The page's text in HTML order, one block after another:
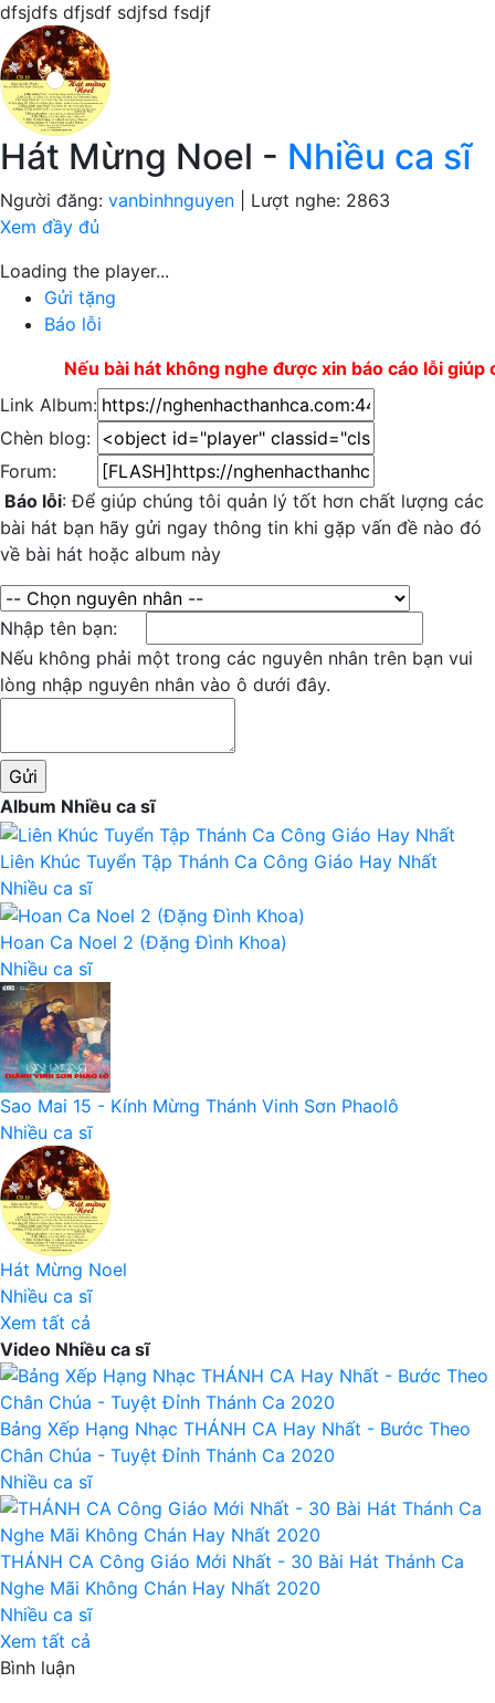
dfsjdfs dfjsdf sdjfsd fsdjf
Hát Mừng Noel - Nhiều ca sĩ
Người đăng: vanbinhnguyen | Lượt nghe: 2863
Xem đầy đủ
Loading the player...
Gửi tặng
Báo lỗi
Nếu bài hát không nghe được xin báo cáo lỗi giúp
Link Album:
Chèn blog:
Forum:
Báo lỗi: Để giúp chúng tôi quản lý tốt hơn chất lượng các
bài hát bạn hãy gửi ngay thông tin khi gặp vấn đề nào đó
về bài hát hoặc album này
Nhập tên bạn:
Nếu không phải một trong các nguyên nhân trên bạn vui
lòng nhập nguyên nhân vào ô dưới đây.
Album Nhiều ca sĩ
Liên Khúc Tuyển Tập Thánh Ca Công Giáo Hay Nhất
Nhiều ca sĩ
Hoan Ca Noel 2 (Đặng Đình Khoa)
Nhiều ca sĩ
Sao Mai 15 - Kính Mừng Thánh Vinh Sơn Phaolô
Nhiều ca sĩ
Hát Mừng Noel
Nhiều ca sĩ
Xem tất cả
Video Nhiều ca sĩ
Bảng Xếp Hạng Nhạc THÁNH CA Hay Nhất - Bước Theo
Chân Chúa - Tuyệt Đỉnh Thánh Ca 2020
Nhiều ca sĩ
THÁNH CA Công Giáo Mới Nhất - 30 Bài Hát Thánh Ca
Nghe Mãi Không Chán Hay Nhất 2020
Nhiều ca sĩ
Xem tất cả
Bình luận